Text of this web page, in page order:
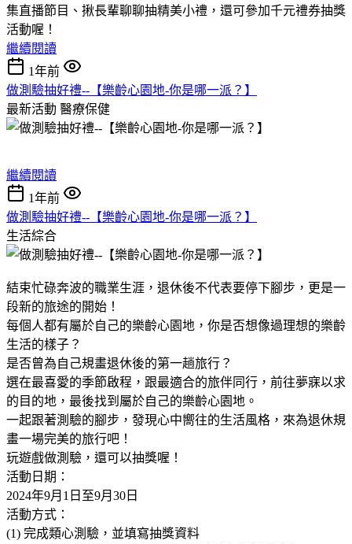
集直播節目、揪長輩聊聊抽精美小禮，還可參加千元禮券抽獎
活動喔！
繼續閱讀
1年前
做測驗抽好禮--【樂齡心園地-你是哪一派？】
最新活動 醫療保健
繼續閱讀
1年前
做測驗抽好禮--【樂齡心園地-你是哪一派？】
生活綜合
結束忙碌奔波的職業生涯，退休後不代表要停下腳步，更是一
段新的旅途的開始！
每個人都有屬於自己的樂齡心園地，你是否想像過理想的樂齡
生活的樣子？
是否曾為自己規畫退休後的第一趟旅行？
選在最喜愛的季節啟程，跟最適合的旅伴同行，前往夢寐以求
的目的地，最後找到屬於自己的樂齡心園地。
一起跟著測驗的腳步，發現心中嚮往的生活風格，來為退休規
畫一場完美的旅行吧！
玩遊戲做測驗，還可以抽獎喔！
活動日期：
2024年9月1日至9月30日
活動方式：
(1) 完成類心測驗，並填寫抽獎資料